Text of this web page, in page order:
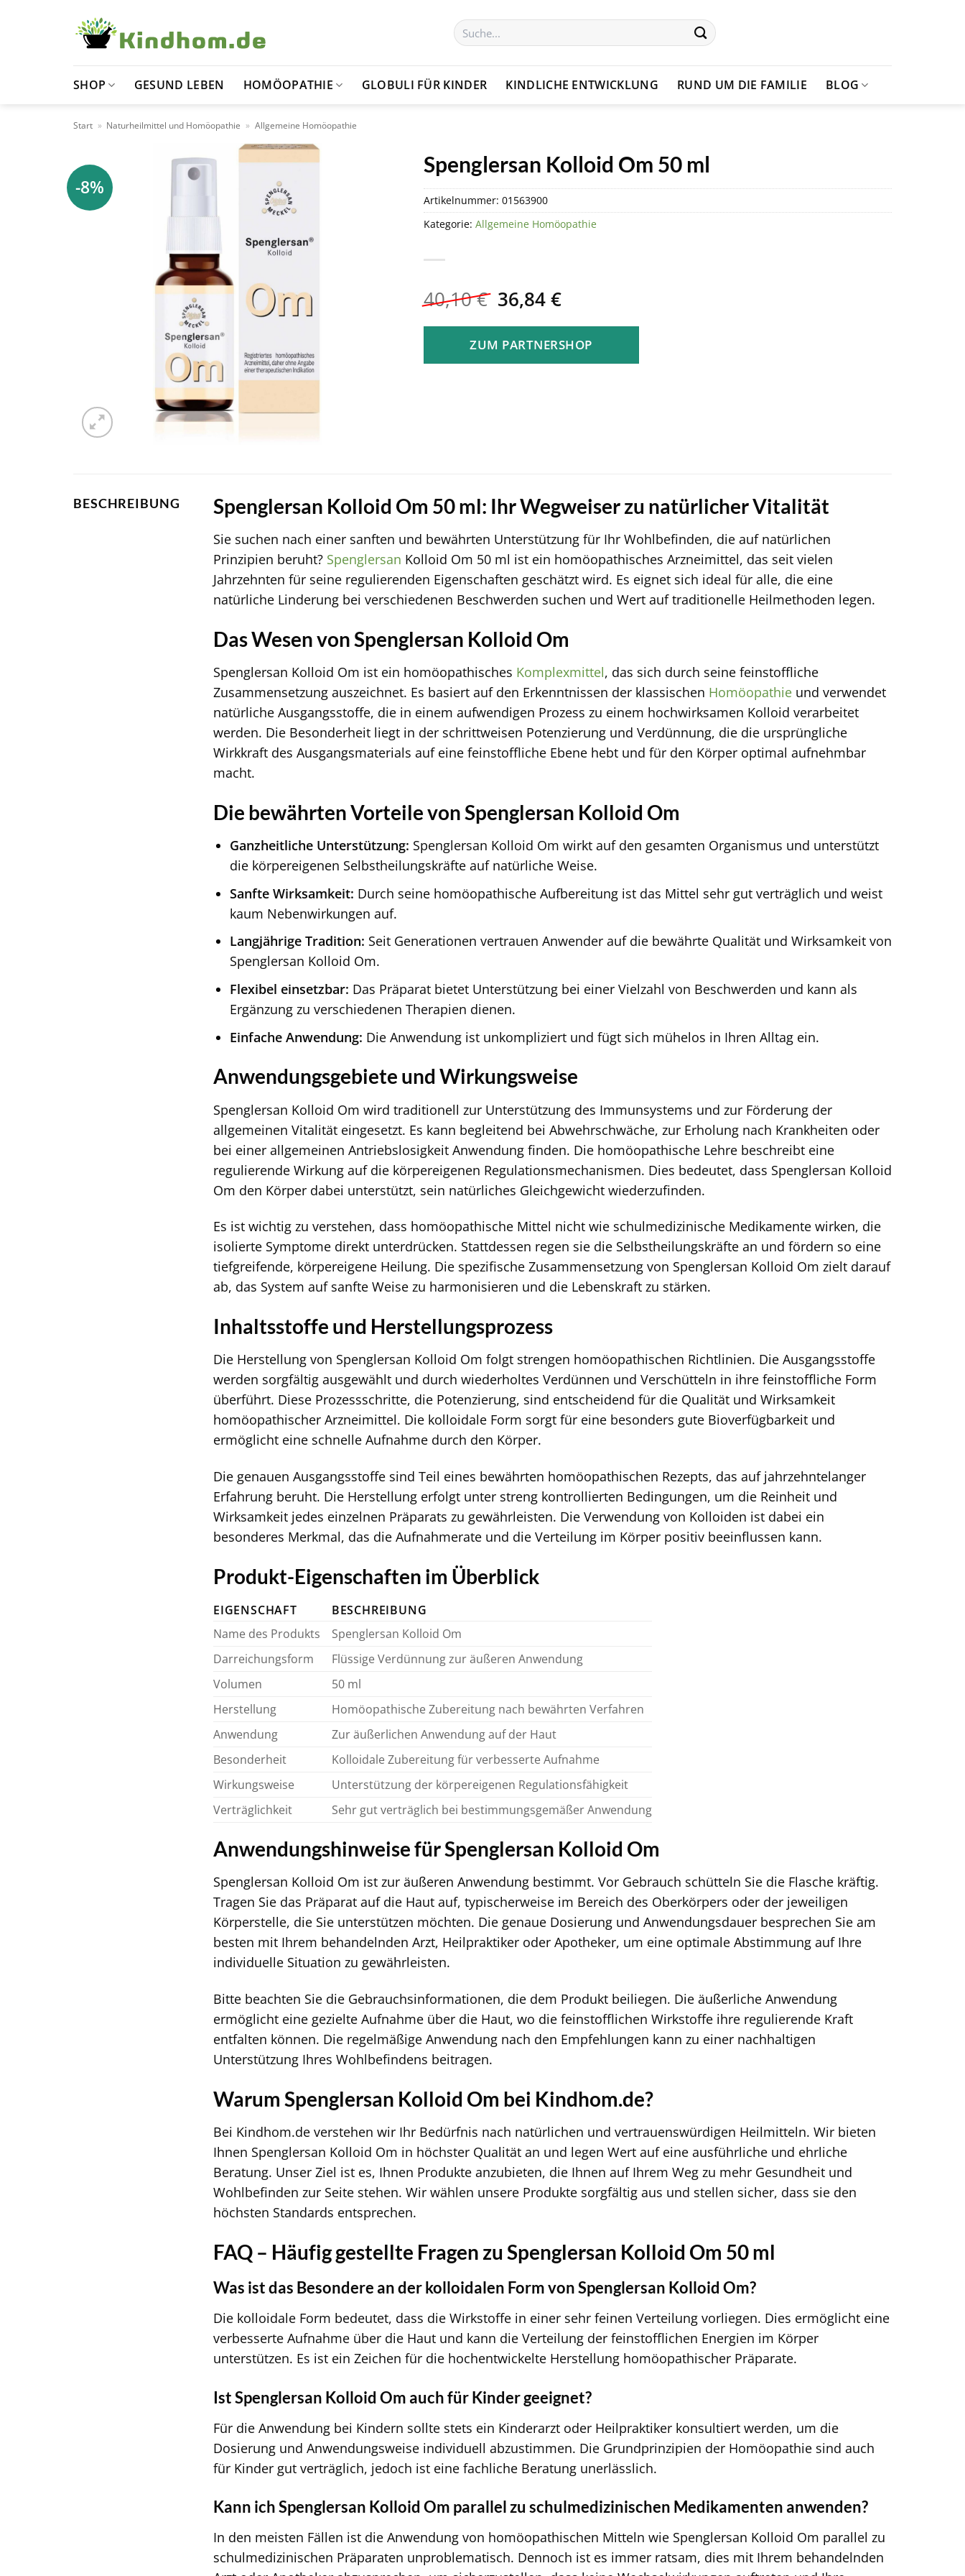
Suchen
nach:
SHOP GESUND LEBEN HOMÖOPATHIE GLOBULI FÜR KINDER KINDLICHE ENTWICKLUNG RUND UM DIE FAMILIE BLOG
Start » Naturheilmittel und Homöopathie » Allgemeine Homöopathie
-8%
Spenglersan Kolloid Om 50 ml
40,10€ Ursprünglicher
Preis
war:
40,10 €
36,84€Aktueller
ist:
36,84 €.
ZUM PARTNERSHOP
Artikelnummer: 01563900
Kategorie: Allgemeine Homöopathie
BESCHREIBUNG Spenglersan Kolloid Om 50 ml: Ihr Wegweiser zu natürlicher Vitalität
Sie suchen nach einer sanften und bewährten Unterstützung für Ihr Wohlbefinden, die auf natürlichen
Prinzipien beruht? Spenglersan Kolloid Om 50 ml ist ein homöopathisches Arzneimittel, das seit vielen
Jahrzehnten für seine regulierenden Eigenschaften geschätzt wird. Es eignet sich ideal für alle, die eine
natürliche Linderung bei verschiedenen Beschwerden suchen und Wert auf traditionelle Heilmethoden legen.
Das Wesen von Spenglersan Kolloid Om
Spenglersan Kolloid Om ist ein homöopathisches Komplexmittel, das sich durch seine feinstoffliche
Zusammensetzung auszeichnet. Es basiert auf den Erkenntnissen der klassischen Homöopathie und verwendet
natürliche Ausgangsstoffe, die in einem aufwendigen Prozess zu einem hochwirksamen Kolloid verarbeitet
werden. Die Besonderheit liegt in der schrittweisen Potenzierung und Verdünnung, die die ursprüngliche
Wirkkraft des Ausgangsmaterials auf eine feinstoffliche Ebene hebt und für den Körper optimal aufnehmbar
macht.
Die bewährten Vorteile von Spenglersan Kolloid Om
Ganzheitliche Unterstützung: Spenglersan Kolloid Om wirkt auf den gesamten Organismus und unterstützt
die körpereigenen Selbstheilungskräfte auf natürliche Weise.
Sanfte Wirksamkeit: Durch seine homöopathische Aufbereitung ist das Mittel sehr gut verträglich und weist
kaum Nebenwirkungen auf.
Langjährige Tradition: Seit Generationen vertrauen Anwender auf die bewährte Qualität und Wirksamkeit von
Spenglersan Kolloid Om.
Flexibel einsetzbar: Das Präparat bietet Unterstützung bei einer Vielzahl von Beschwerden und kann als
Ergänzung zu verschiedenen Therapien dienen.
Einfache Anwendung: Die Anwendung ist unkompliziert und fügt sich mühelos in Ihren Alltag ein.
Anwendungsgebiete und Wirkungsweise
Spenglersan Kolloid Om wird traditionell zur Unterstützung des Immunsystems und zur Förderung der
allgemeinen Vitalität eingesetzt. Es kann begleitend bei Abwehrschwäche, zur Erholung nach Krankheiten oder
bei einer allgemeinen Antriebslosigkeit Anwendung finden. Die homöopathische Lehre beschreibt eine
regulierende Wirkung auf die körpereigenen Regulationsmechanismen. Dies bedeutet, dass Spenglersan Kolloid
Om den Körper dabei unterstützt, sein natürliches Gleichgewicht wiederzufinden.
Es ist wichtig zu verstehen, dass homöopathische Mittel nicht wie schulmedizinische Medikamente wirken, die
isolierte Symptome direkt unterdrücken. Stattdessen regen sie die Selbstheilungskräfte an und fördern so eine
tiefgreifende, körpereigene Heilung. Die spezifische Zusammensetzung von Spenglersan Kolloid Om zielt darauf
ab, das System auf sanfte Weise zu harmonisieren und die Lebenskraft zu stärken.
Inhaltsstoffe und Herstellungsprozess
Die Herstellung von Spenglersan Kolloid Om folgt strengen homöopathischen Richtlinien. Die Ausgangsstoffe
werden sorgfältig ausgewählt und durch wiederholtes Verdünnen und Verschütteln in ihre feinstoffliche Form
überführt. Diese Prozessschritte, die Potenzierung, sind entscheidend für die Qualität und Wirksamkeit
homöopathischer Arzneimittel. Die kolloidale Form sorgt für eine besonders gute Bioverfügbarkeit und
ermöglicht eine schnelle Aufnahme durch den Körper.
Die genauen Ausgangsstoffe sind Teil eines bewährten homöopathischen Rezepts, das auf jahrzehntelanger
Erfahrung beruht. Die Herstellung erfolgt unter streng kontrollierten Bedingungen, um die Reinheit und
Wirksamkeit jedes einzelnen Präparats zu gewährleisten. Die Verwendung von Kolloiden ist dabei ein
besonderes Merkmal, das die Aufnahmerate und die Verteilung im Körper positiv beeinflussen kann.
Produkt-Eigenschaften im Überblick
EIGENSCHAFT
BESCHREIBUNG
Name des Produkts
Spenglersan Kolloid Om
Darreichungsform
Flüssige Verdünnung zur äußeren Anwendung
Volumen
50 ml
Herstellung
Homöopathische Zubereitung nach bewährten Verfahren
Anwendung
Zur äußerlichen Anwendung auf der Haut
Besonderheit
Kolloidale Zubereitung für verbesserte Aufnahme
Wirkungsweise
Unterstützung der körpereigenen Regulationsfähigkeit
Verträglichkeit
Sehr gut verträglich bei bestimmungsgemäßer Anwendung
Anwendungshinweise für Spenglersan Kolloid Om
Spenglersan Kolloid Om ist zur äußeren Anwendung bestimmt. Vor Gebrauch schütteln Sie die Flasche kräftig.
Tragen Sie das Präparat auf die Haut auf, typischerweise im Bereich des Oberkörpers oder der jeweiligen
Körperstelle, die Sie unterstützen möchten. Die genaue Dosierung und Anwendungsdauer besprechen Sie am
besten mit Ihrem behandelnden Arzt, Heilpraktiker oder Apotheker, um eine optimale Abstimmung auf Ihre
individuelle Situation zu gewährleisten.
Bitte beachten Sie die Gebrauchsinformationen, die dem Produkt beiliegen. Die äußerliche Anwendung
ermöglicht eine gezielte Aufnahme über die Haut, wo die feinstofflichen Wirkstoffe ihre regulierende Kraft
entfalten können. Die regelmäßige Anwendung nach den Empfehlungen kann zu einer nachhaltigen
Unterstützung Ihres Wohlbefindens beitragen.
Warum Spenglersan Kolloid Om bei Kindhom.de?
Bei Kindhom.de verstehen wir Ihr Bedürfnis nach natürlichen und vertrauenswürdigen Heilmitteln. Wir bieten
Ihnen Spenglersan Kolloid Om in höchster Qualität an und legen Wert auf eine ausführliche und ehrliche
Beratung. Unser Ziel ist es, Ihnen Produkte anzubieten, die Ihnen auf Ihrem Weg zu mehr Gesundheit und
Wohlbefinden zur Seite stehen. Wir wählen unsere Produkte sorgfältig aus und stellen sicher, dass sie den
höchsten Standards entsprechen.
FAQ – Häufig gestellte Fragen zu Spenglersan Kolloid Om 50 ml
Was ist das Besondere an der kolloidalen Form von Spenglersan Kolloid Om?
Die kolloidale Form bedeutet, dass die Wirkstoffe in einer sehr feinen Verteilung vorliegen. Dies ermöglicht eine
verbesserte Aufnahme über die Haut und kann die Verteilung der feinstofflichen Energien im Körper
unterstützen. Es ist ein Zeichen für die hochentwickelte Herstellung homöopathischer Präparate.
Ist Spenglersan Kolloid Om auch für Kinder geeignet?
Für die Anwendung bei Kindern sollte stets ein Kinderarzt oder Heilpraktiker konsultiert werden, um die
Dosierung und Anwendungsweise individuell abzustimmen. Die Grundprinzipien der Homöopathie sind auch
für Kinder gut verträglich, jedoch ist eine fachliche Beratung unerlässlich.
Kann ich Spenglersan Kolloid Om parallel zu schulmedizinischen Medikamenten anwenden?
In den meisten Fällen ist die Anwendung von homöopathischen Mitteln wie Spenglersan Kolloid Om parallel zu
schulmedizinischen Präparaten unproblematisch. Dennoch ist es immer ratsam, dies mit Ihrem behandelnden